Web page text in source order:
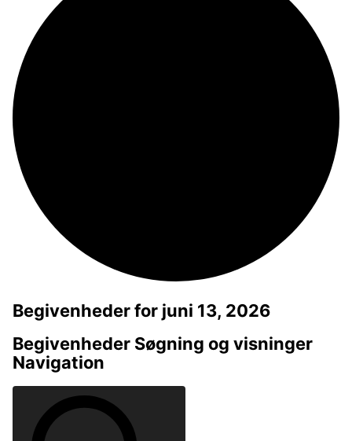
Begivenheder for juni 13, 2026
Begivenheder Søgning og visninger
Navigation